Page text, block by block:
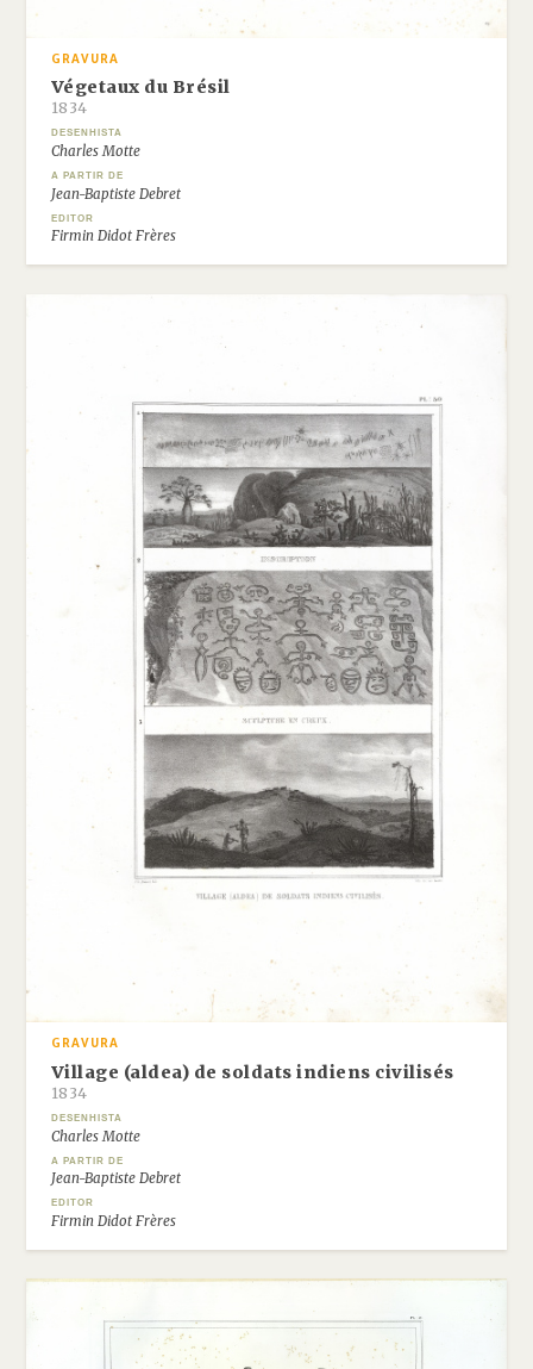
GRAVURA
Végetaux du Brésil
1834
DESENHISTA
Charles Motte
A PARTIR DE
Jean-Baptiste Debret
EDITOR
Firmin Didot Frères
GRAVURA
Village (aldea) de soldats indiens civilisés
1834
DESENHISTA
Charles Motte
A PARTIR DE
Jean-Baptiste Debret
EDITOR
Firmin Didot Frères